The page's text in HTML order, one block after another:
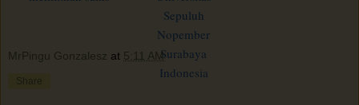
Sepuluh
Nopember
Surabaya
Indonesia
MrPingu Gonzalesz at 5:11 AM
Share